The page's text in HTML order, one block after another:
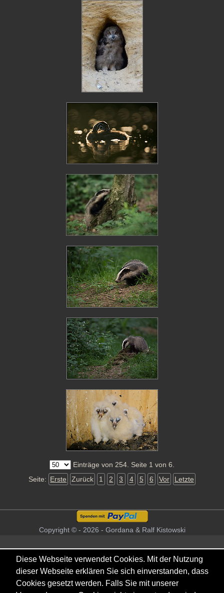
Einträge von 254. Seite 1 von 6.
Seite: Erste Zurück 1 2 3 4 5 6 Vor Letzte
Copyright © - 2026 - Gordana & Ralf Kistowski
Diese Webseite verwendet Cookies. Mit der Nutzung
dieser Webseite erklären Sie sich einverstanden, dass
Cookies gesetzt werden. Falls Sie mit unserer